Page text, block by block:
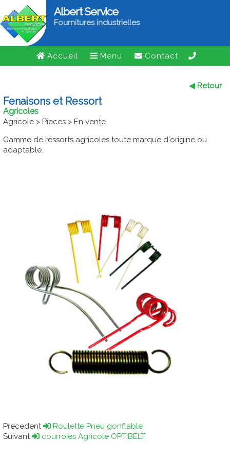
Albert Service
Fournitures industrielles
Accueil Menu Contact
◀ Retour
Fenaisons et Ressort
Agricoles
Agricole > Pieces > En vente
Gamme de ressorts agricoles toute marque d'origine ou
adaptable.
Precedent
Roulette Pneu gonflable
Suivant
courroies Agricole OPTIBELT